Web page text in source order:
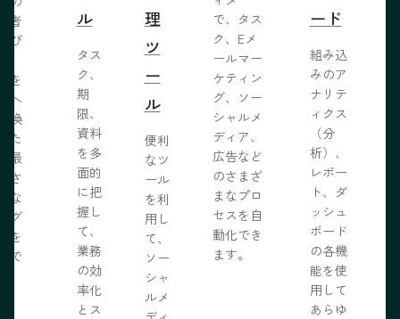
者
び
を
へ
換
た
最
さ
な
グ
を
で
ル
タス
ク、
期
限、
資料
を多
面的
に把
握し
て、
業務
の効
率化
とス
理
ツ
ー
ル
便利
なツ
ール
を利
用し
て、
ソー
シャ
ルメ
で、タス
ク、Eメ
ールマー
ケティン
グ、ソー
シャルメ
ディア、
広告など
のさまざ
まなプロ
セスを自
動化でき
ます。
ード
組み込
みのア
ナリテ
ィクス
（分
析）、
レポー
ト、ダ
ッシュ
ボード
の各機
能を使
用して
あらゆ